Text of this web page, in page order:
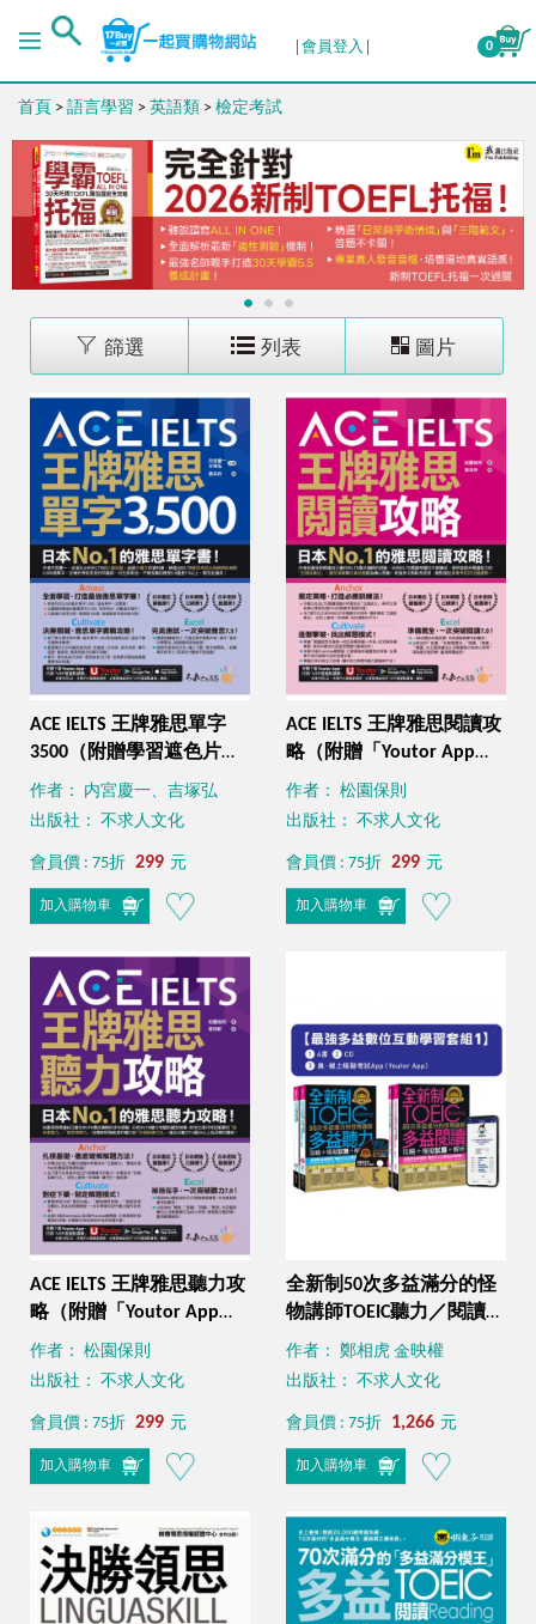
排序
出版日期 (舊→新)
銷售量 (高→低)
銷售量 (低→高)
價格 (高→低)
價格 (低→高)
會員登入 0
首頁 > 語言學習 > 英語類 > 檢定考試
1 2 3
篩選 列表 圖片
ACE IELTS 王牌雅思單字
3500（附贈學習遮色片＋
單字複習表下載＋
「Youtor App」內含VRP
作者： 内宮慶一、吉塚弘
出版社： 不求人文化
會員價 : 75折 299 元
加入購物車
ACE IELTS 王牌雅思閱讀攻
略（附贈「Youtor App」
內含VRP虛擬點讀筆）
作者： 松園保則
出版社： 不求人文化
會員價 : 75折 299 元
加入購物車
ACE IELTS 王牌雅思聽力攻
略（附贈「Youtor App」
內含VRP虛擬點讀筆）
作者： 松園保則
出版社： 不求人文化
會員價 : 75折 299 元
加入購物車
全新制50次多益滿分的怪
物講師TOEIC聽力／閱讀攻
略＋3回多益線上模擬試題
【最強多益互動學習套組
防水書套）＋真•線上模擬
考試（Youtor App，iOS／
Android適用）【網路獨家
作者： 鄭相虎 金映權
出版社： 不求人文化
會員價 : 75折 1,266 元
加入購物車